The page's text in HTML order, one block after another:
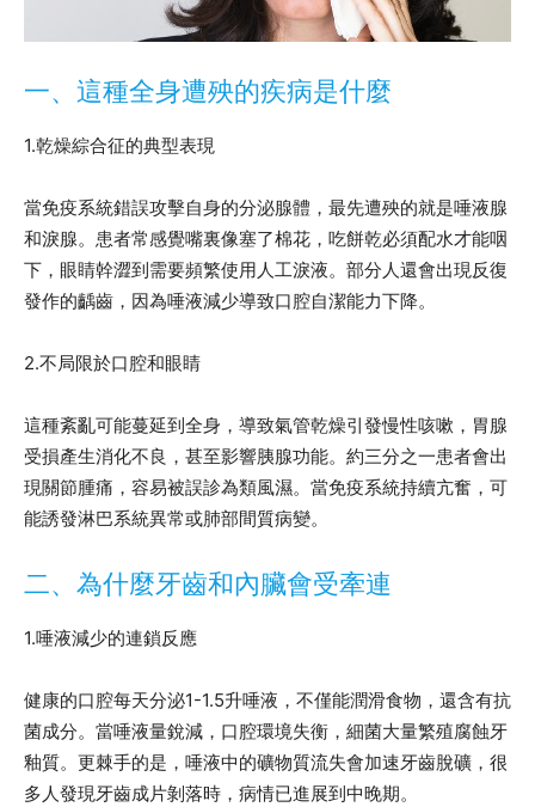
一、這種全身遭殃的疾病是什麼
1.乾燥綜合征的典型表現
當免疫系統錯誤攻擊自身的分泌腺體，最先遭殃的就是唾液腺
和淚腺。患者常感覺嘴裏像塞了棉花，吃餅乾必須配水才能咽
下，眼睛幹澀到需要頻繁使用人工淚液。部分人還會出現反復
發作的齲齒，因為唾液減少導致口腔自潔能力下降。
2.不局限於口腔和眼睛
這種紊亂可能蔓延到全身，導致氣管乾燥引發慢性咳嗽，胃腺
受損產生消化不良，甚至影響胰腺功能。約三分之一患者會出
現關節腫痛，容易被誤診為類風濕。當免疫系統持續亢奮，可
能誘發淋巴系統異常或肺部間質病變。
二、為什麼牙齒和內臟會受牽連
1.唾液減少的連鎖反應
健康的口腔每天分泌1-1.5升唾液，不僅能潤滑食物，還含有抗
菌成分。當唾液量銳減，口腔環境失衡，細菌大量繁殖腐蝕牙
釉質。更棘手的是，唾液中的礦物質流失會加速牙齒脫礦，很
多人發現牙齒成片剝落時，病情已進展到中晚期。